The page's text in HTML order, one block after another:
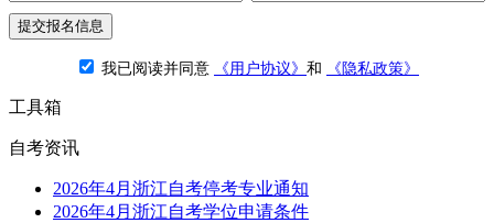
提交报名信息
我已阅读并同意 《用户协议》 和 《隐私政策》
工具箱
自考资讯
2026年4月浙江自考停考专业通知
2026年4月浙江自考学位申请条件